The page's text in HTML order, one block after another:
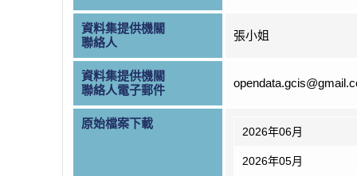
資料集提供機關
聯絡人
張小姐
資料集提供機關
聯絡人電子郵件
原始檔案下載
2026年06月
2026年05月